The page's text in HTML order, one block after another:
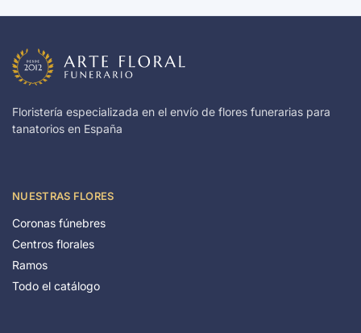
Floristería especializada en el envío de flores funerarias para
tanatorios en España
NUESTRAS FLORES
Coronas fúnebres
Centros florales
Ramos
Todo el catálogo